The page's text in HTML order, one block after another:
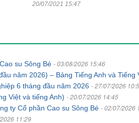
20/07/2021 15:47
su Sông Bé - 03/08/2026 15:46
năm 2026) – Bảng Tiếng Anh và Tiếng
6 tháng đầu năm 2026 - 27/07/2026
Việt và tiếng Anh) - 20/07/2026 14:45
ty Cổ phần Cao su Sông Bé - 02/07/2026
11:29